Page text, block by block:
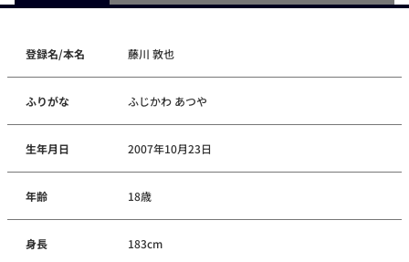
登録名/本名 藤川 敦也
ふりがな ふじかわ あつや
生年月日 2007年10月23日
年齢 18歳
身長 183cm